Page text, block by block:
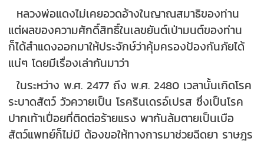
หลวงพ่อแดงไม่เคยอวดอ้างในญาณสมาธิของท่าน
แต่ผลของความศักดิ์สิทธิ์ในเลขยันต์เป่ามนต์ของท่าน
ก็ได้สำแดงออกมาให้ประจักษ์ว่าคุ้มครองป้องกันภัยได้
แน่ๆ โดยมีเรื่องเล่ากันมาว่า
ในระหว่าง พ.ศ. 2477 ถึง พ.ศ. 2480 เวลานั้นเกิดโรค
ระบาดสัตว์ วัวควายเป็น โรครินเดรอ์เปรส ซึ่งเป็นโรค
ปากเท้าเปื่อยที่ติดต่อร้ายแรง พากันล้มตายเป็นเบือ
สัตว์แพทย์ก็ไม่มี ต้องขอให้ทางการมาช่วยฉีดยา ราษฎร